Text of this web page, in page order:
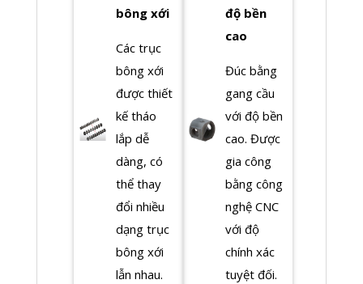
bông xới
Các trục
bông xới
được thiết
kế tháo
lắp dễ
dàng, có
thể thay
đổi nhiều
dạng trục
bông xới
lẫn nhau.
độ bền
cao
Đúc bằng
gang cầu
với độ bền
cao. Được
gia công
bằng công
nghệ CNC
với độ
chính xác
tuyệt đối.